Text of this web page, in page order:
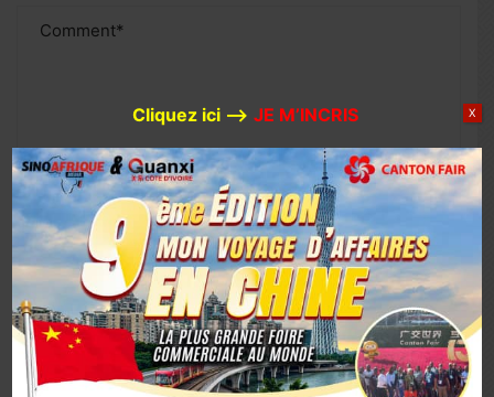
Cliquez ici –> JE M’INCRIS X